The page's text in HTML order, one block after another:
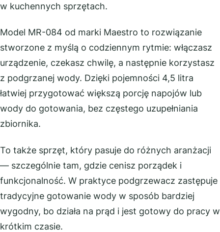
w kuchennych sprzętach.
Model MR-084 od marki Maestro to rozwiązanie
stworzone z myślą o codziennym rytmie: włączasz
urządzenie, czekasz chwilę, a następnie korzystasz
z podgrzanej wody. Dzięki pojemności 4,5 litra
łatwiej przygotować większą porcję napojów lub
wody do gotowania, bez częstego uzupełniania
zbiornika.
To także sprzęt, który pasuje do różnych aranżacji
— szczególnie tam, gdzie cenisz porządek i
funkcjonalność. W praktyce podgrzewacz zastępuje
tradycyjne gotowanie wody w sposób bardziej
wygodny, bo działa na prąd i jest gotowy do pracy w
krótkim czasie.